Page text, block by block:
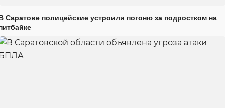
Саратове полицейские устроили погоню за подростком на